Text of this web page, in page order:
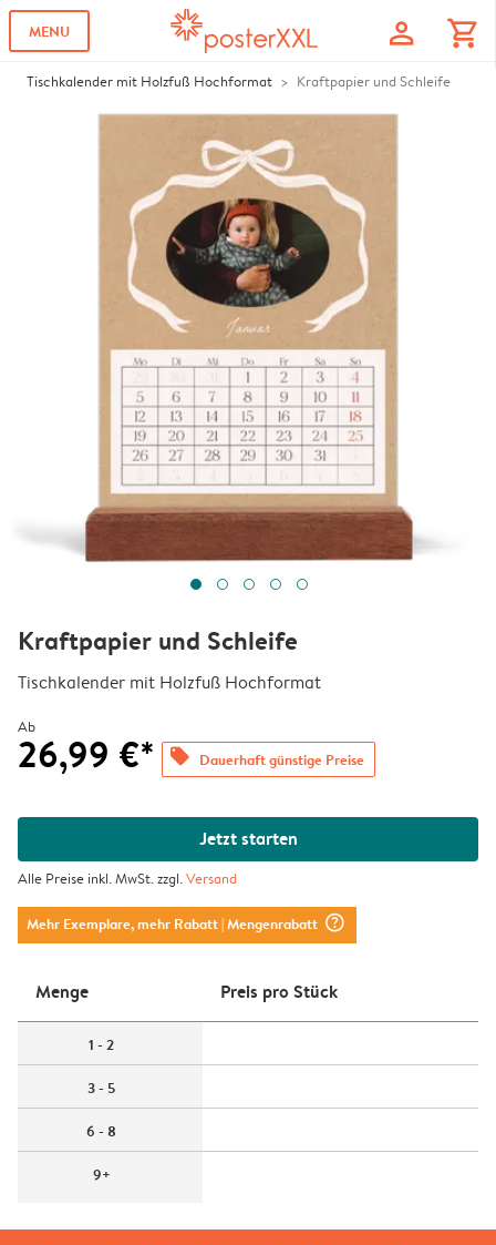
MENU profile shopping_cart
Tischkalender mit Holzfuß Hochformat Kraftpapier und Schleife
Kraftpapier und Schleife
Tischkalender mit Holzfuß Hochformat
Ab
26,99 €* offers Dauerhaft günstige Preise
Jetzt starten
Alle Preise inkl. MwSt. zzgl.Versand
Mehr Exemplare, mehr Rabatt| Mengenrabatt question_mark_circle
Menge Preis pro Stück
1 - 2
3 - 5
6 - 8
9+